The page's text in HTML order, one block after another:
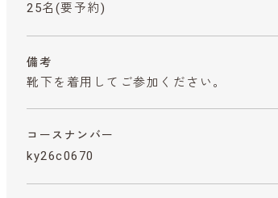
25名(要予約)
備考
靴下を着用してご参加ください。
コースナンバー
ky26c0670